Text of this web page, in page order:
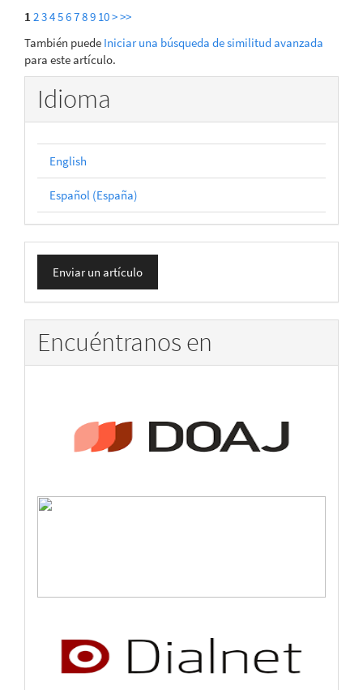
1 23456789 10>>>
También puede Iniciar una búsqueda de similitud avanzada
para este artículo.
Idioma
English
Español (España)
Enviar
un
artículo
Enviar un artículo
Encuéntranos en